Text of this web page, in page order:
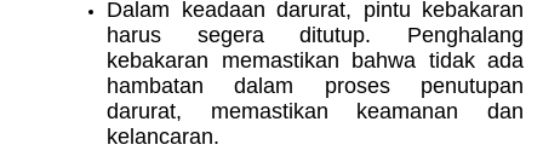
Dalam keadaan darurat, pintu kebakaran
harus segera ditutup. Penghalang
kebakaran memastikan bahwa tidak ada
hambatan dalam proses penutupan
darurat, memastikan keamanan dan
kelancaran.